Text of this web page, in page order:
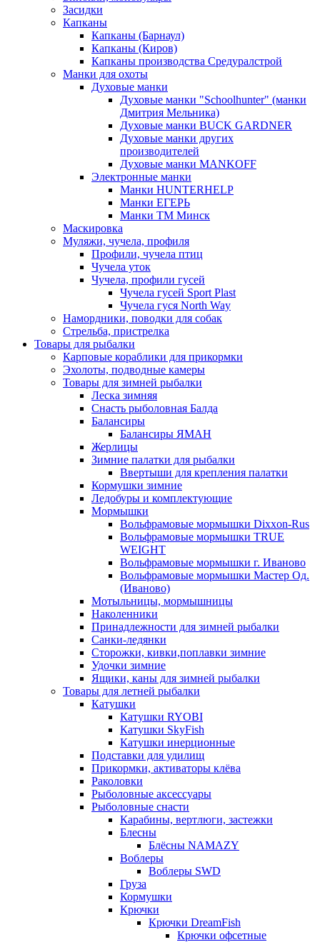
Засидки
Капканы
Капканы (Барнаул)
Капканы (Киров)
Капканы производства Средуралстрой
Манки для охоты
Духовые манки
Духовые манки "Schoolhunter" (манки
Дмитрия Мельника)
Духовые манки BUCK GARDNER
Духовые манки других
производителей
Духовые манки MANKOFF
Электронные манки
Манки HUNTERHELP
Манки ЕГЕРЬ
Манки ТМ Минск
Маскировка
Муляжи, чучела, профиля
Профили, чучела птиц
Чучела уток
Чучела, профили гусей
Чучела гусей Sport Plast
Чучела гуся North Way
Намордники, поводки для собак
Стрельба, пристрелка
Товары для рыбалки
Карповые кораблики для прикормки
Эхолоты, подводные камеры
Товары для зимней рыбалки
Леска зимняя
Снасть рыболовная Балда
Балансиры
Балансиры ЯМАН
Жерлицы
Зимние палатки для рыбалки
Ввертыши для крепления палатки
Кормушки зимние
Ледобуры и комплектующие
Мормышки
Вольфрамовые мормышки Dixxon-Rus
Вольфрамовые мормышки TRUE
WEIGHT
Вольфрамовые мормышки г. Иваново
Вольфрамовые мормышки Мастер Од.
(Иваново)
Мотыльницы, мормышницы
Наколенники
Принадлежности для зимней рыбалки
Санки-ледянки
Сторожки, кивки,поплавки зимние
Удочки зимние
Ящики, каны для зимней рыбалки
Товары для летней рыбалки
Катушки
Катушки RYOBI
Катушки SkyFish
Катушки инерционные
Подставки для удилищ
Прикормки, активаторы клёва
Раколовки
Рыболовные аксессуары
Рыболовные снасти
Карабины, вертлюги, застежки
Блесны
Блёсны NAMAZY
Воблеры
Воблеры SWD
Груза
Кормушки
Крючки
Крючки DreamFish
Крючки офсетные